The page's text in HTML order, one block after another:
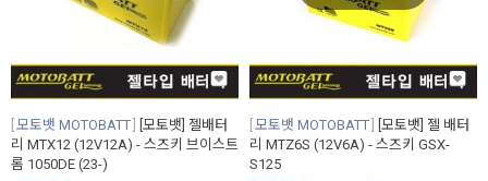
모토뱃 MOTOBATT
[모토뱃] 젤배터
리 MTX12 (12V12A) - 스즈키 브이스트
롬 1050DE (23-)
모토뱃 MOTOBATT
[모토뱃] 젤 배터
리 MTZ6S (12V6A) - 스즈키 GSX-
S125